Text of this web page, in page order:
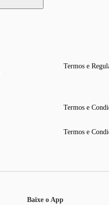
Termos e
Termos e
Termos e
Baixe o App